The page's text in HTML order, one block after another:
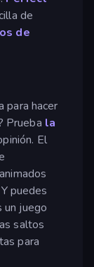
de
de
para hacer
Prueba la
El
puedes
un juego
saltos
para